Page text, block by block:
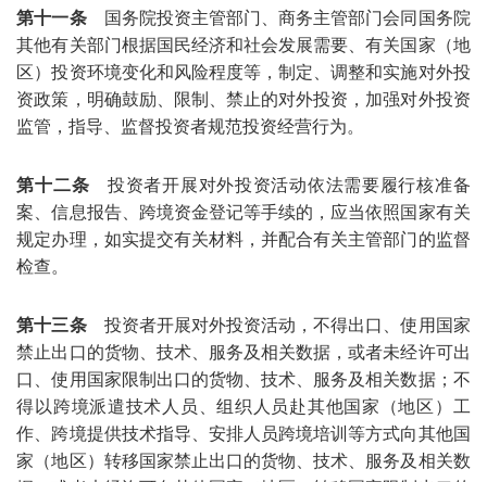
第十一条国务院投资主管部门、商务主管部门会同国务院
其他有关部门根据国民经济和社会发展需要、有关国家（地
区）投资环境变化和风险程度等，制定、调整和实施对外投
资政策，明确鼓励、限制、禁止的对外投资，加强对外投资
监管，指导、监督投资者规范投资经营行为。
第十二条 投资者开展对外投资活动依法需要履行核准备
案、信息报告、跨境资金登记等手续的，应当依照国家有关
规定办理，如实提交有关材料，并配合有关主管部门的监督
检查。
第十三条投资者开展对外投资活动，不得出口、使用国家
禁止出口的货物、技术、服务及相关数据，或者未经许可出
口、使用国家限制出口的货物、技术、服务及相关数据；不
得以跨境派遣技术人员、组织人员赴其他国家（地区）工
作、跨境提供技术指导、安排人员跨境培训等方式向其他国
家（地区）转移国家禁止出口的货物、技术、服务及相关数